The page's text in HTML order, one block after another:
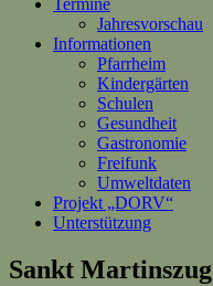
Termine
Jahresvorschau
Informationen
Pfarrheim
Kindergärten
Schulen
Gesundheit
Gastronomie
Freifunk
Umweltdaten
Projekt „DORV“
Unterstützung
Sankt Martinszug